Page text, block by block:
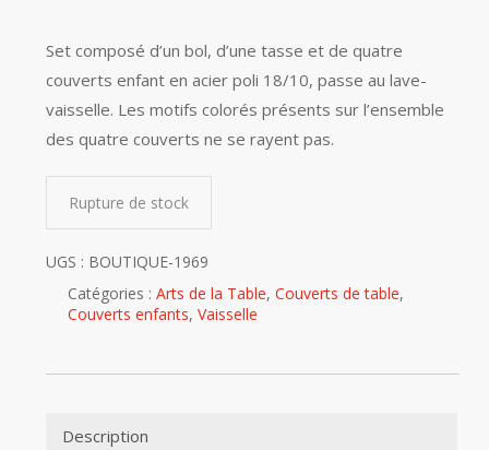
Set composé d’un bol, d’une tasse et de quatre
couverts enfant en acier poli 18/10, passe au lave-
vaisselle. Les motifs colorés présents sur l’ensemble
des quatre couverts ne se rayent pas.
Rupture de stock
UGS : BOUTIQUE-1969
Catégories : Arts de la Table, Couverts de table,
Couverts enfants, Vaisselle
Description